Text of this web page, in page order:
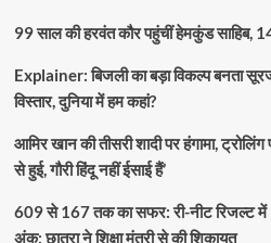
99 साल की हरवंत कौर पहुंचीं हेमकुंड साहिब,
Explainer: बिजली का बड़ा विकल्प बनता
विस्तार, दुनिया में हम कहां?
आमिर खान की तीसरी शादी पर हंगामा, ट्रोलिंग
से हुई, गौरी हिंदू नहीं ईसाई हैं’
609 से 167 तक का सफर: री-नीट रिजल्ट में
अंक; छात्रा ने शिक्षा मंत्री से की शिकायत